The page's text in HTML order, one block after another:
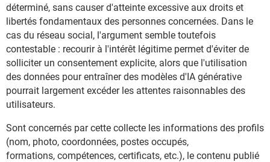
déterminé, sans causer d'atteinte excessive aux droits et
libertés fondamentaux des personnes concernées. Dans le
cas du réseau social, l'argument semble toutefois
contestable : recourir à l'intérêt légitime permet d'éviter de
solliciter un consentement explicite, alors que l'utilisation
des données pour entraîner des modèles d'IA générative
pourrait largement excéder les attentes raisonnables des
utilisateurs.
Sont concernés par cette collecte les informations des profils
(nom, photo, coordonnées, postes occupés,
formations, compétences, certificats, etc.), le contenu publié